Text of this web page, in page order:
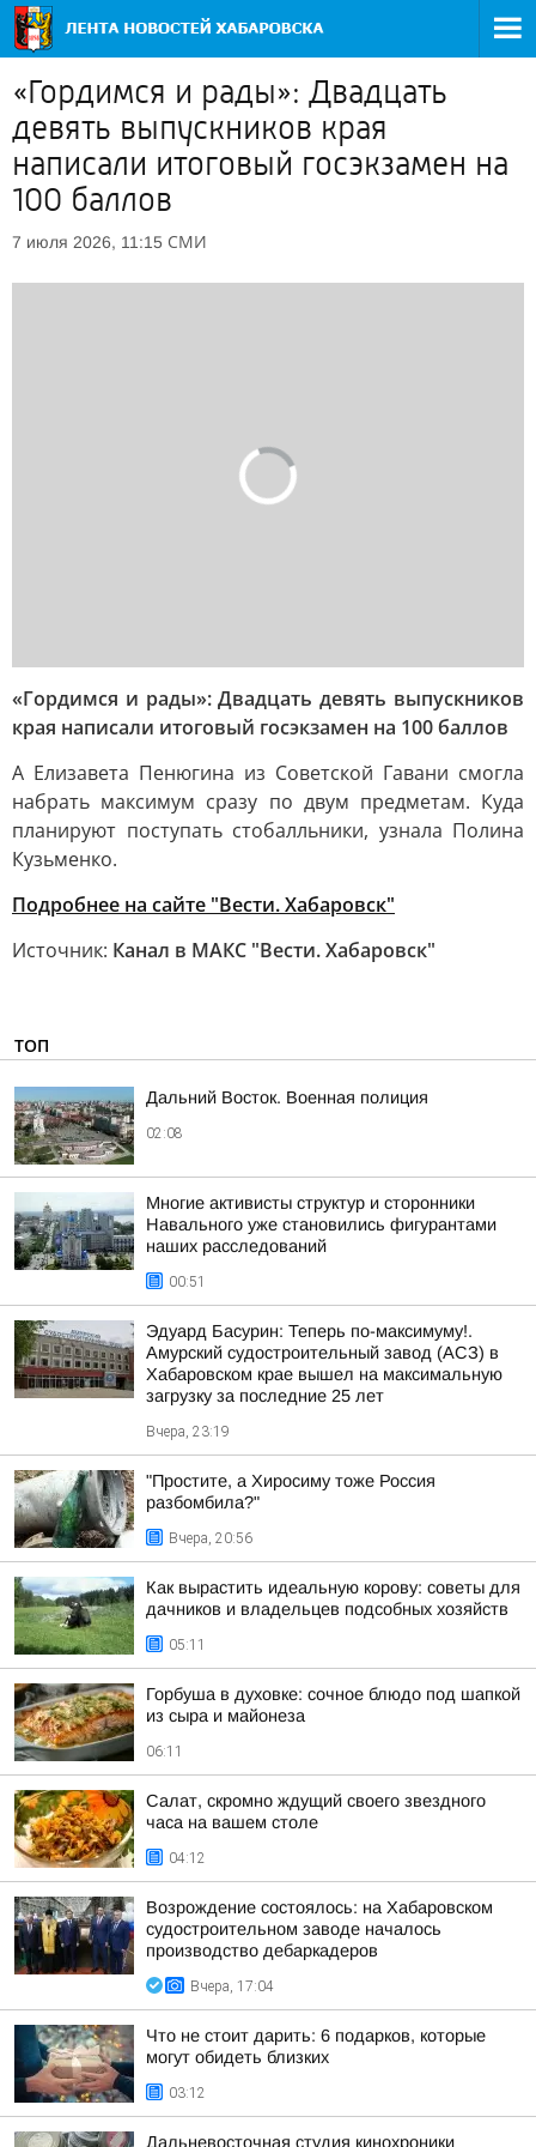
«Гордимся и рады»: Двадцать
девять выпускников края
написали итоговый госэкзамен на
100 баллов
7 июля 2026, 11:15 СМИ
«Гордимся и рады»: Двадцать девять выпускников
края написали итоговый госэкзамен на 100 баллов
А Елизавета Пенюгина из Советской Гавани смогла
набрать максимум сразу по двум предметам. Куда
планируют поступать стобалльники, узнала Полина
Кузьменко.
Подробнее на сайте "Вести. Хабаровск"
Источник: Канал в МАКС "Вести. Хабаровск"
ТОП
Дальний Восток. Военная полиция
02:08
Многие активисты структур и сторонники
Навального уже становились фигурантами
наших расследований
00:51
Эдуард Басурин: Теперь по-максимуму!.
Амурский судостроительный завод (АСЗ) в
Хабаровском крае вышел на максимальную
загрузку за последние 25 лет
Вчера, 23:19
"Простите, а Хиросиму тоже Россия
разбомбила?"
Вчера, 20:56
Как вырастить идеальную корову: советы для
дачников и владельцев подсобных хозяйств
05:11
Горбуша в духовке: сочное блюдо под шапкой
из сыра и майонеза
06:11
Салат, скромно ждущий своего звездного
часа на вашем столе
04:12
Возрождение состоялось: на Хабаровском
судостроительном заводе началось
производство дебаркадеров
Вчера, 17:04
Что не стоит дарить: 6 подарков, которые
могут обидеть близких
03:12
Дальневосточная студия кинохроники